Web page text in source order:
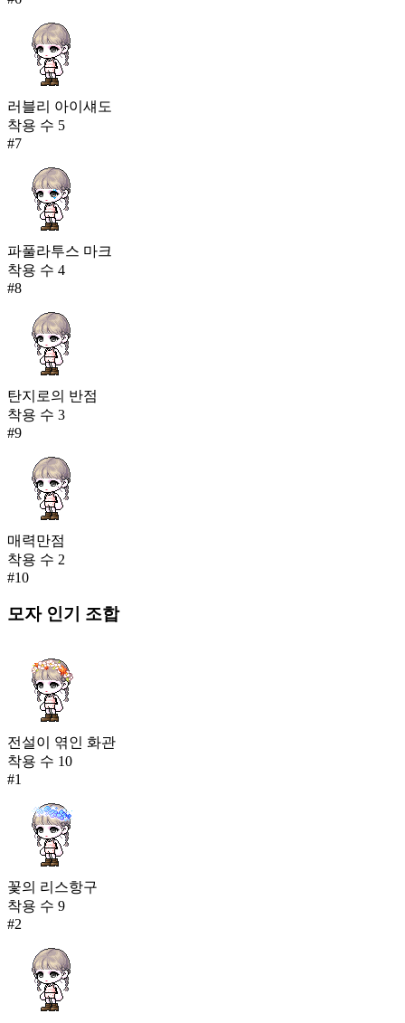
러블리 아이섀도
착용 수 5
#7
파풀라투스 마크
착용 수 4
#8
탄지로의 반점
착용 수 3
#9
매력만점
착용 수 2
#10
모자인기 조합
전설이 엮인 화관
착용 수 10
#1
꽃의 리스항구
착용 수 9
#2